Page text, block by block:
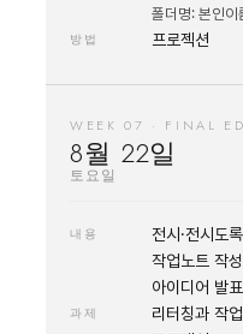
폴더명: 본인이
방법 프로젝션
WEEK 07 · FINAL
8월 22일
토요일
내용
전시·전시도
작업노트 작
아이디어 발표
과제 리터칭과 작